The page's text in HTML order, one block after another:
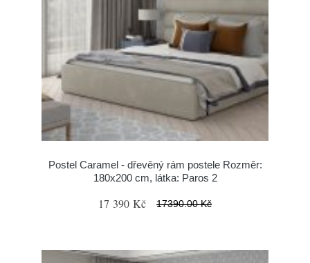
Postel Caramel - dřevěný rám postele Rozměr:
180x200 cm, látka: Paros 2
17 390 Kč 17390.00 Kč